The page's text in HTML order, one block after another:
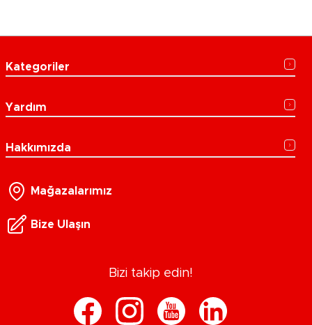
Kategoriler
Yardım
Hakkımızda
Mağazalarımız
Bize Ulaşın
Bizi takip edin!